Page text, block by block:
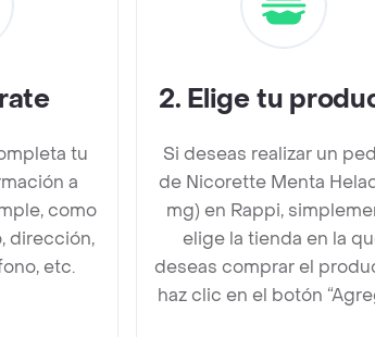
tu
a
como
dirección,
etc.
2. Elige tu
Si deseas realizar un
de Nicorette Menta
mg) en Rappi,
elige la tienda en la
deseas comprar el
haz clic en el botón